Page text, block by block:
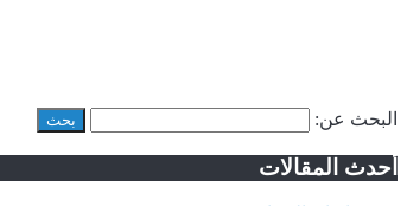
البحث عن:
أحدث المقالات